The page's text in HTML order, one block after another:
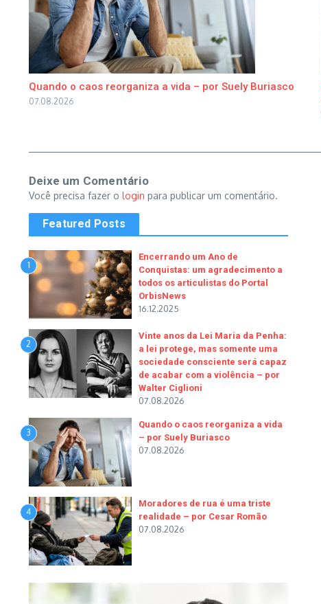
Quando o caos reorganiza a vida – por Suely Buriasco
07.08.2026
Deixe um Comentário
Você precisa fazer o login para publicar um comentário.
Featured Posts
1
Encerrando um Ano de
Conquistas: um agradecimento a
todos os articulistas do Portal
OrbisNews
16.12.2025
2
Vinte anos da Lei Maria da Penha:
a lei protege, mas somente uma
sociedade consciente será capaz
de acabar com a violência – por
Walter Ciglioni
07.08.2026
3
Quando o caos reorganiza a vida
– por Suely Buriasco
07.08.2026
4
Moradores de rua é uma triste
realidade – por Cesar Romão
07.08.2026